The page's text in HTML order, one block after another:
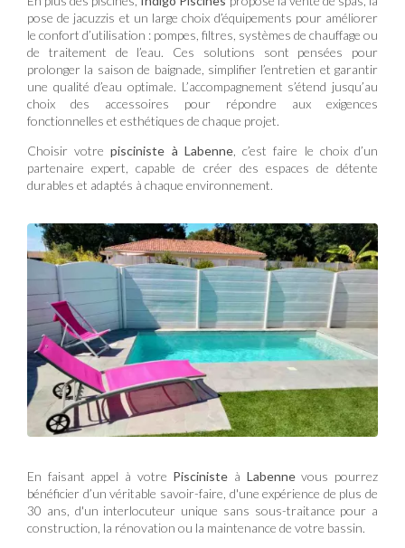
pose de jacuzzis et un large choix d’équipements pour améliorer
le confort d’utilisation : pompes, filtres, systèmes de chauffage ou
de traitement de l’eau. Ces solutions sont pensées pour
prolonger la saison de baignade, simplifier l’entretien et garantir
une qualité d’eau optimale. L’accompagnement s’étend jusqu’au
choix des accessoires pour répondre aux exigences
fonctionnelles et esthétiques de chaque projet.
Choisir votrepisciniste à Labenne, c’est faire le choix d’un
partenaire expert, capable de créer des espaces de détente
durables et adaptés à chaque environnement.
En faisant appel à votre Pisciniste à Labennevous pourrez
bénéficier d’un véritable savoir-faire, d'une expérience de plus de
30 ans, d'un interlocuteur unique sans sous-traitance pour a
construction, la rénovation ou la maintenance de votre bassin.